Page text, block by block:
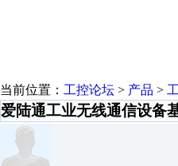
当前位置： 工控论坛 > 产品 >
爱陆通工业无线通信设备